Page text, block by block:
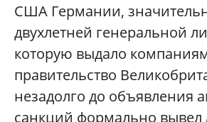
США Германии,
двухлетней генеральной
которую выдало
правительство
незадолго до объявления
санкций формально вывел